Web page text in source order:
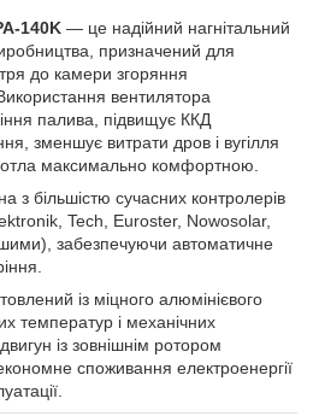
140K — це надійний нагнітальний
призначений для
до камери згоряння
вентилятора
палива, підвищує ККД
зменшує витрати дров і вугілля
максимально комфортною.
з більшістю сучасних контролерів
Tech, Euroster, Nowosolar,
забезпечуючи автоматичне
із міцного алюмінієвого
температур і механічних
із зовнішнім ротором
споживання електроенергії